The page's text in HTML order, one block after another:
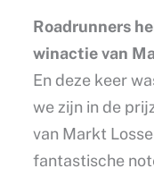
Roadrunners
winactie van
En deze keer
we zijn in de
van Markt
fantastische